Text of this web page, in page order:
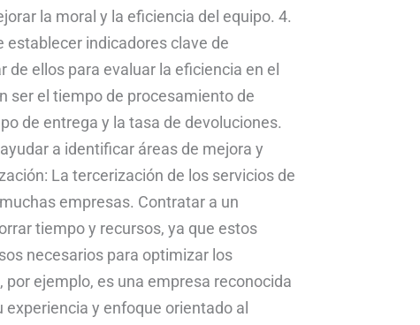
la moral y la eficiencia del equipo. 4.
establecer indicadores clave de
ellos para evaluar la eficiencia en el
ser el tiempo de procesamiento de
de entrega y la tasa de devoluciones.
a identificar áreas de mejora y
La tercerización de los servicios de
empresas. Contratar a un
tiempo y recursos, ya que estos
necesarios para optimizar los
ejemplo, es una empresa reconocida
y enfoque orientado al